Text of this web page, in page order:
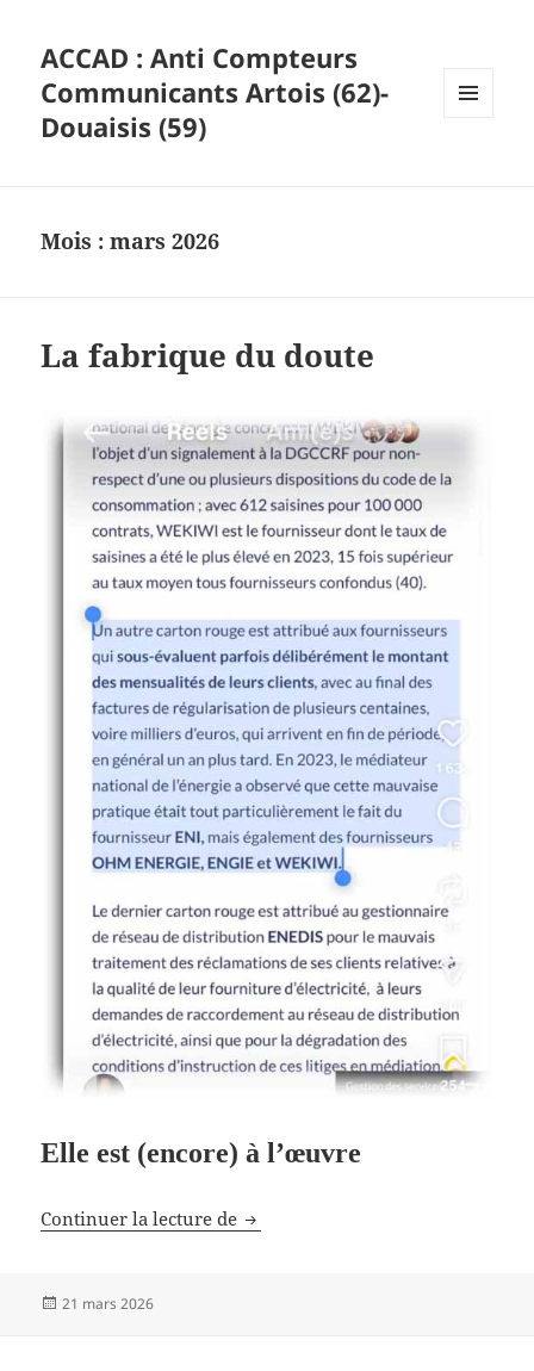
ACCAD : Anti Compteurs
Communicants Artois (62)-
Douaisis (59)
Mois :mars 2026
La fabrique du doute
Elle est (encore) à l’œuvre
Continuer la lecture de La fabrique du doute
Publié
21 mars 2026